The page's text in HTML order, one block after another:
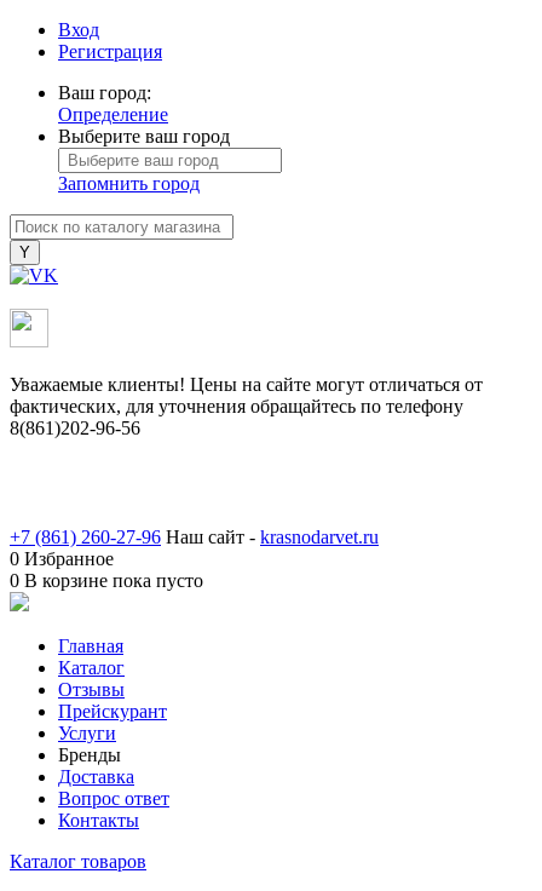
Вход
Регистрация
Ваш город:
Определение
Выберите ваш город
Запомнить город
Уважаемые клиенты! Цены на сайте могут отличаться от
фактических, для уточнения обращайтесь по телефону
8(861)202-96-56
+7 (861) 260-27-96 Наш сайт - krasnodarvet.ru
0 Избранное
0 В корзине пока пусто
Главная
Каталог
Отзывы
Прейскурант
Услуги
Бренды
Доставка
Вопрос ответ
Контакты
Каталог товаров